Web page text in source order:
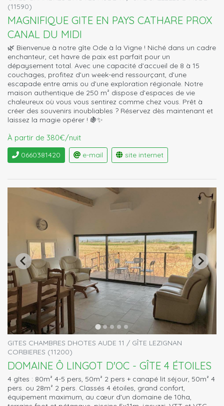
(11590)
MAGNIFIQUE GITE EN PAYS CATHARE PROX
CANAL DU MIDI
🌿 Bienvenue à notre gîte Ode à la Vigne ! Niché dans un cadre
enchanteur, cet havre de paix est parfait pour un
dépaysement total. Avec une capacité d’accueil de 8 à 15
couchages, profitez d’un week-end ressourçant, d’une
escapade entre amis ou d’une exploration régionale. Notre
maison authentique de 250 m² dispose d’espaces de vie
chaleureux où vous vous sentirez comme chez vous. Prêt à
créer des souvenirs inoubliables ? Réservez dès maintenant et
laissez la magie opérer ! 🍇✨
À partir de 380€/nuit
0660381420 e-mail site internet
GITES CHAMBRES DHOTES AUDE 11 / GÎTE LEZIGNAN
CORBIERES (11200)
DOMAINE Ô LINGOT D'OC - GÎTE 4 ÉTOILES
4 gîtes : 80m² 4-5 pers, 50m² 2 pers + canapé lit séjour, 50m² 4
pers. ou 28m² 2 pers. Classés 4 étoiles, grand confort,
équipement maximum, au cœur d'un domaine de 10ha,